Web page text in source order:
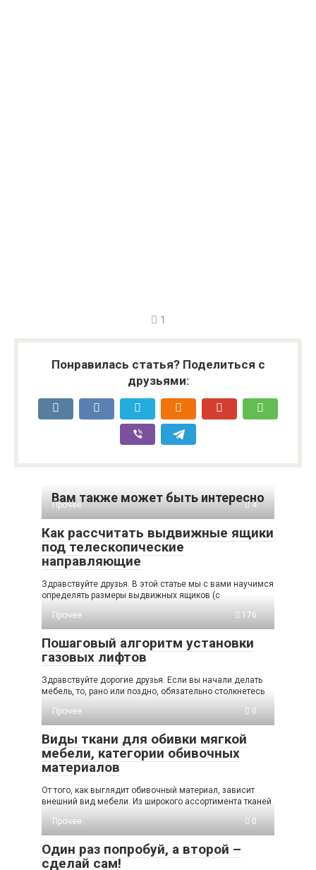
1
Понравилась статья? Поделиться с
друзьями:
Вам также может быть интересно
Прочее 4
Как рассчитать выдвижные ящики
под телескопические
направляющие
Здравствуйте друзья. В этой статье мы с вами научимся
определять размеры выдвижных ящиков (с
Прочее
176
Пошаговый алгоритм установки
газовых лифтов
Здравствуйте дорогие друзья. Если вы начали делать
мебель, то, рано или поздно, обязательно столкнетесь
Прочее
0
Виды ткани для обивки мягкой
мебели, категории обивочных
материалов
От того, как выглядит обивочный материал, зависит
внешний вид мебели. Из широкого ассортимента тканей
Прочее
0
Один раз попробуй, а второй –
сделай сам!